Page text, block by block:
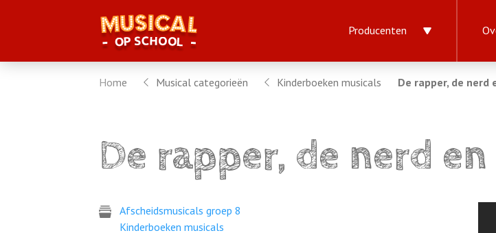
Producenten
Home Musical categorieën Kinderboeken musicals De rapper, de nerd
De rapper, de nerd
Afscheidsmusicals groep 8
Kinderboeken musicals